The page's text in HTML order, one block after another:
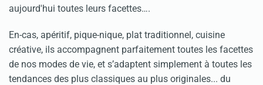
aujourd'hui toutes leurs facettes….
En-cas, apéritif, pique-nique, plat traditionnel, cuisine
créative, ils accompagnent parfaitement toutes les facettes
de nos modes de vie, et s’adaptent simplement à toutes les
tendances des plus classiques au plus originales... du